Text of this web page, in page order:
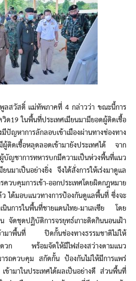
ดิ์ แม่ทัพภาคที่ 4 กล่าวว่า ขณะนี้การ
วิด19 ในพื้นที่ประเทศเมียนมามียอดผู้ติดเชื้อ
ญหาการลักลอบเข้าเมืองผ่านทางช่องทาง
ติดเชื้อหลุดลอดเข้ามายังประเทศได้ จาก
ชาการทหารบกมีความเป็นห่วงพื้นที่แนว
นมาเป็นอย่างยิ่ง จึงได้สั่งการให้เร่งมาดูแล
บคุมการเข้า-ออกประเทศโดยผิดกฎหมาย
ได้มอบแนวทางการป้องกันดูแลพื้นที่ ซึ่งจะ
นินการในพื้นที่ชายแดนไทย-มาเลเซีย โดย
จัดชุดปฏิบัติการจรยุทธ์เกาะติดกินนอนเฝ้า
ข้ามาพื้นที่ ปิดกั้นช่องทางธรรมชาติไม่ให้
ะดวก พร้อมจัดให้มีไฟส่องสว่างตามแนว
รถควบคุม สกัดกั้น ป้องกันไม่ให้มีการแพร่
ข้ามาในประเทศได้ผลเป็นอย่างดี ส่วนพื้นที่